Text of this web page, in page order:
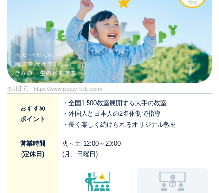
※引用元： https://www.peppy-kids.com/
おすすめ
ポイント
・全国1,500教室展開する大手の教室
・外国人と日本人の2名体制で指導
・長く楽しく続けられるオリジナル教材
営業時間
(定休日)
火～土 12:00～20:00
(月、日曜日)